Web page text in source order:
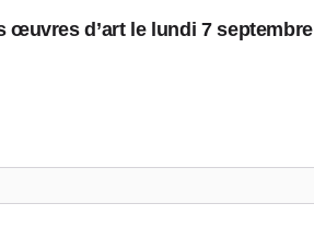
œuvres d’art le lundi 7 septembre